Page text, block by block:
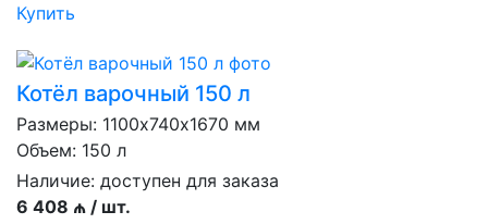
Купить
Котёл варочный 150 л
Размеры: 1100х740х1670 мм
Объем: 150 л
Наличие: доступен для заказа
6 408 ₼ / шт.